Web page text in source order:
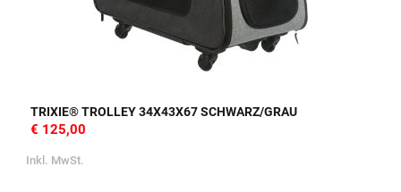
TRIXIE® TROLLEY 34X43X67 SCHWARZ/GRAU
€ 125,00
Inkl. MwSt.